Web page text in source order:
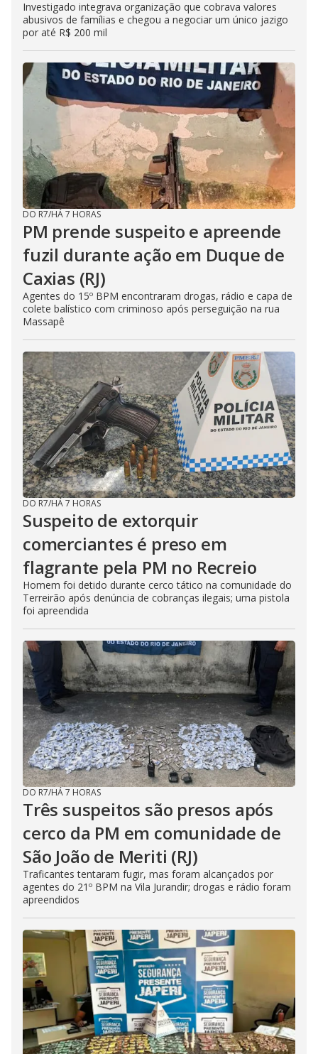
Investigado integrava organização que cobrava valores
abusivos de famílias e chegou a negociar um único jazigo
por até R$ 200 mil
DO R7/HÁ 7 HORAS
PM prende suspeito e apreende
fuzil durante ação em Duque de
Caxias (RJ)
Agentes do 15º BPM encontraram drogas, rádio e capa de
colete balístico com criminoso após perseguição na rua
Massapê
DO R7/HÁ 7 HORAS
Suspeito de extorquir
comerciantes é preso em
flagrante pela PM no Recreio
Homem foi detido durante cerco tático na comunidade do
Terreirão após denúncia de cobranças ilegais; uma pistola
foi apreendida
DO R7/HÁ 7 HORAS
Três suspeitos são presos após
cerco da PM em comunidade de
São João de Meriti (RJ)
Traficantes tentaram fugir, mas foram alcançados por
agentes do 21º BPM na Vila Jurandir; drogas e rádio foram
apreendidos